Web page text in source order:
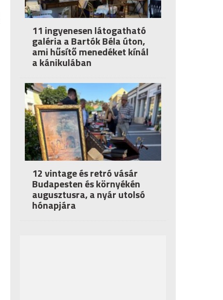
11 ingyenesen látogatható
galéria a Bartók Béla úton,
ami hűsítő menedéket kínál
a kánikulában
12 vintage és retró vásár
Budapesten és környékén
augusztusra, a nyár utolsó
hónapjára